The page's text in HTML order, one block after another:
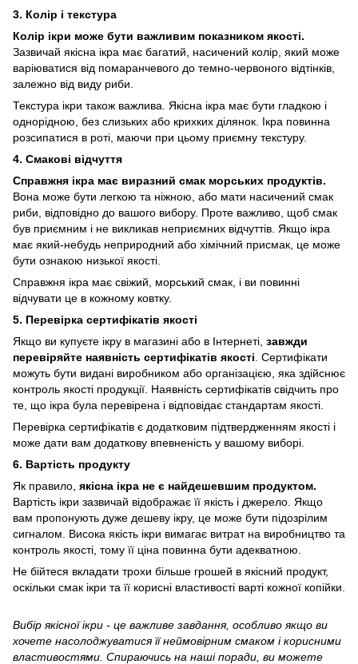
3. Колір і текстура
Колір ікри може бути важливим показником якості.
Зазвичай якісна ікра має багатий, насичений колір, який може
варіюватися від помаранчевого до темно-червоного відтінків,
залежно від виду риби.
Текстура ікри також важлива. Якісна ікра має бути гладкою і
однорідною, без слизьких або крихких ділянок. Ікра повинна
розсипатися в роті, маючи при цьому приємну текстуру.
4. Смакові відчуття
Справжня ікра має виразний смак морських продуктів.
Вона може бути легкою та ніжною, або мати насичений смак
риби, відповідно до вашого вибору. Проте важливо, щоб смак
був приємним і не викликав неприємних відчуттів. Якщо ікра
має який-небудь неприродний або хімічний присмак, це може
бути ознакою низької якості.
Справжня ікра має свіжий, морський смак, і ви повинні
відчувати це в кожному ковтку.
5. Перевірка сертифікатів якості
Якщо ви купуєте ікру в магазині або в Інтернеті, завжди
перевіряйте наявність сертифікатів якості . Сертифікати
можуть бути видані виробником або організацією, яка здійснює
контроль якості продукції. Наявність сертифікатів свідчить про
те, що ікра була перевірена і відповідає стандартам якості.
Перевірка сертифікатів є додатковим підтвердженням якості і
може дати вам додаткову впевненість у вашому виборі.
6. Вартість продукту
Як правило, якісна ікра не є найдешевшим продуктом.
Вартість ікри зазвичай відображає її якість і джерело. Якщо
вам пропонують дуже дешеву ікру, це може бути підозрілим
сигналом. Висока якість ікри вимагає витрат на виробництво та
контроль якості, тому її ціна повинна бути адекватною.
Не бійтеся вкладати трохи більше грошей в якісний продукт,
оскільки смак ікри та її корисні властивості варті кожної копійки.
Вибір якісної ікри - це важливе завдання, особливо якщо ви
хочете насолоджуватися її неймовірним смаком і корисними
властивостями. Спираючись на наші поради, ви можете